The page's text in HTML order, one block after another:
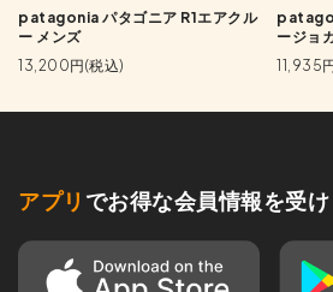
patagonia パタゴニア R1エアクル
ー メンズ
13,200円(税込)
ージョ
11,935
アプリ でお得な会員情報を受